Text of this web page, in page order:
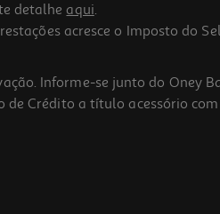
detalhe aqui.
acresce o Imposto do
Informe-se junto do Oney
Crédito a título acessório